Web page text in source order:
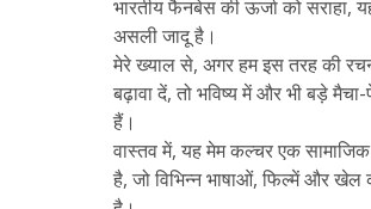
भारतीय फैनबेस की ऊर्जा को सराहा,
असली जादू है।
मेरे ख्याल से, अगर हम इस तरह की
बढ़ावा दें, तो भविष्य में और भी बड़े
हैं।
वास्तव में, यह मेम कल्चर एक
है, जो विभिन्न भाषाओं, फिल्में और खेल